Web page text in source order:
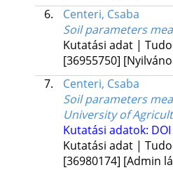
6.
Centeri, Csaba
Soil parameters
Kutatási adat |
[36955750]
7.
Centeri, Csaba
Soil parameters
University of
Kutatási adatok: DOI
Kutatási adat |
[36980174] [Admin